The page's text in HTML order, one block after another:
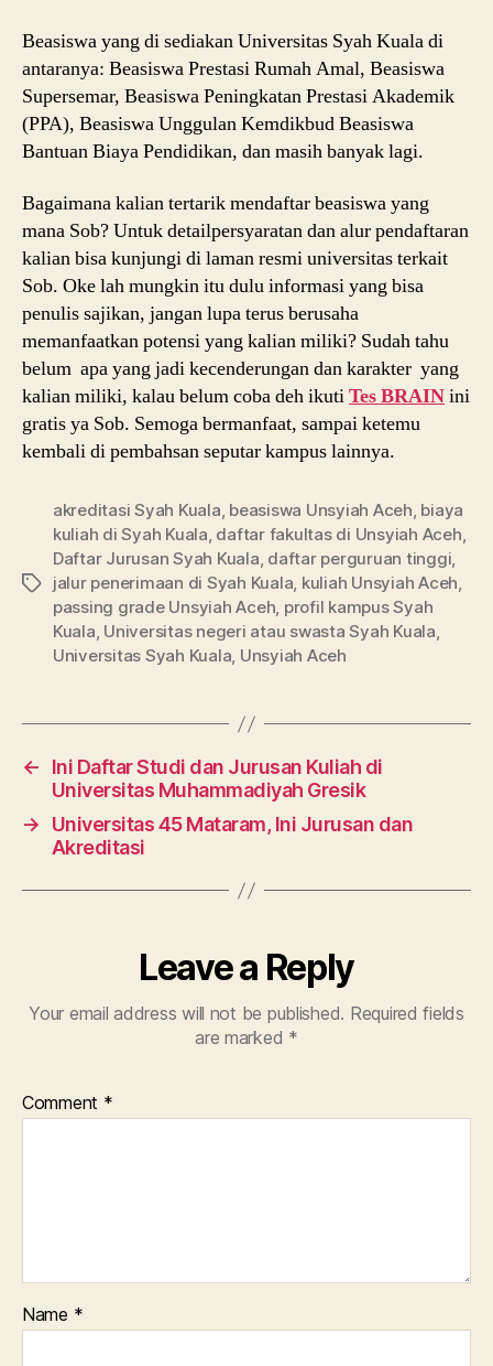
Beasiswa yang di sediakan Universitas Syah Kuala di
antaranya: Beasiswa Prestasi Rumah Amal, Beasiswa
Supersemar, Beasiswa Peningkatan Prestasi Akademik
(PPA), Beasiswa Unggulan Kemdikbud Beasiswa
Bantuan Biaya Pendidikan, dan masih banyak lagi.
Bagaimana kalian tertarik mendaftar beasiswa yang
mana Sob? Untuk detailpersyaratan dan alur pendaftaran
kalian bisa kunjungi di laman resmi universitas terkait
Sob. Oke lah mungkin itu dulu informasi yang bisa
penulis sajikan, jangan lupa terus berusaha
memanfaatkan potensi yang kalian miliki? Sudah tahu
belum apa yang jadi kecenderungan dan karakter yang
kalian miliki, kalau belum coba deh ikutiTes BRAINini
gratis ya Sob. Semoga bermanfaat, sampai ketemu
kembali di pembahsan seputar kampus lainnya.
Tags
akreditasi Syah Kuala, beasiswa Unsyiah Aceh, biaya
kuliah di Syah Kuala, daftar fakultas di Unsyiah Aceh,
Daftar Jurusan Syah Kuala, daftar perguruan tinggi,
jalur penerimaan di Syah Kuala, kuliah Unsyiah Aceh,
passing grade Unsyiah Aceh, profil kampus Syah
Kuala, Universitas negeri atau swasta Syah Kuala,
Universitas Syah Kuala, Unsyiah Aceh
←
Ini Daftar Studi dan Jurusan Kuliah di
Universitas Muhammadiyah Gresik
→
Universitas 45 Mataram, Ini Jurusan dan
Akreditasi
Leave a Reply
Your email address will not be published. Required fields
are marked *
Comment *
Name *